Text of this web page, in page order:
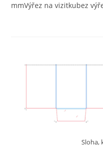
mmVýřez na vizitkubez
Sloha,